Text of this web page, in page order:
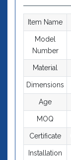
Item Name
Model
Number
Material
Dimensions
Age
MOQ
Certificate
Installation